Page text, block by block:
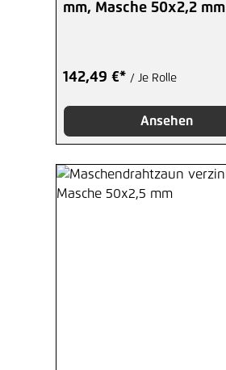
mm, Masche 50x2,2 mm
142,49 €* / Je Rolle
Ansehen